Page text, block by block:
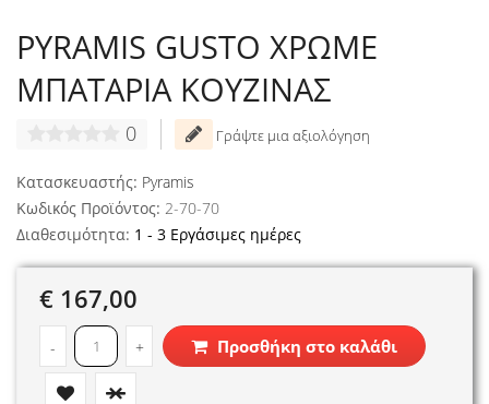
PYRAMIS GUSTO ΧΡΩΜΕ
ΜΠΑΤΑΡΙΑ ΚΟΥΖΙΝΑΣ
0 Γράψτε μια αξιολόγηση
Κατασκευαστής: Pyramis
Κωδικός Προϊόντος: 2-70-70
Διαθεσιμότητα: 1 - 3 Εργάσιμες ημέρες
€ 167,00
- + Προσθήκη στο καλάθι